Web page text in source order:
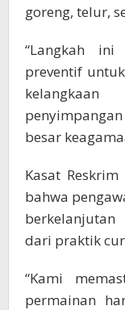
goreng, telur,
“Langkah
preventif
besar
Kasat
bahwa
dari praktik
“Kami
permainan